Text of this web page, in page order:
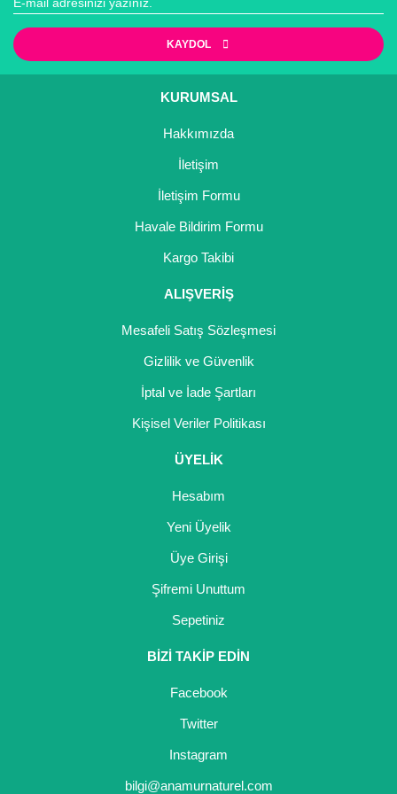
Yorum Yaz
Ürün açıklamasında eksik bilgiler bulunuyor.
Bu ürüne benzer farklı alternatifler olmalı.
Gönder
KAYDOL
KURUMSAL
Hakkımızda
İletişim
İletişim Formu
Havale Bildirim Formu
Kargo Takibi
ALIŞVERİŞ
Mesafeli Satış Sözleşmesi
Gizlilik ve Güvenlik
İptal ve İade Şartları
Kişisel Veriler Politikası
ÜYELİK
Hesabım
Yeni Üyelik
Üye Girişi
Şifremi Unuttum
Sepetiniz
BİZİ TAKİP EDİN
Facebook
Twitter
Instagram
bilgi@anamurnaturel.com